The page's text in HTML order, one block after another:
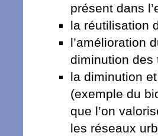
présent dans
la réutilisation
l’amélioration
diminution des
la diminution
(exemple du
que l’on
les réseaux